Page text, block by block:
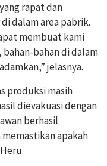
rapat dan
dalam area pabrik.
membuat kami
bahan di dalam
jelasnya.
produksi masih
dievakuasi dengan
berhasil
apakah